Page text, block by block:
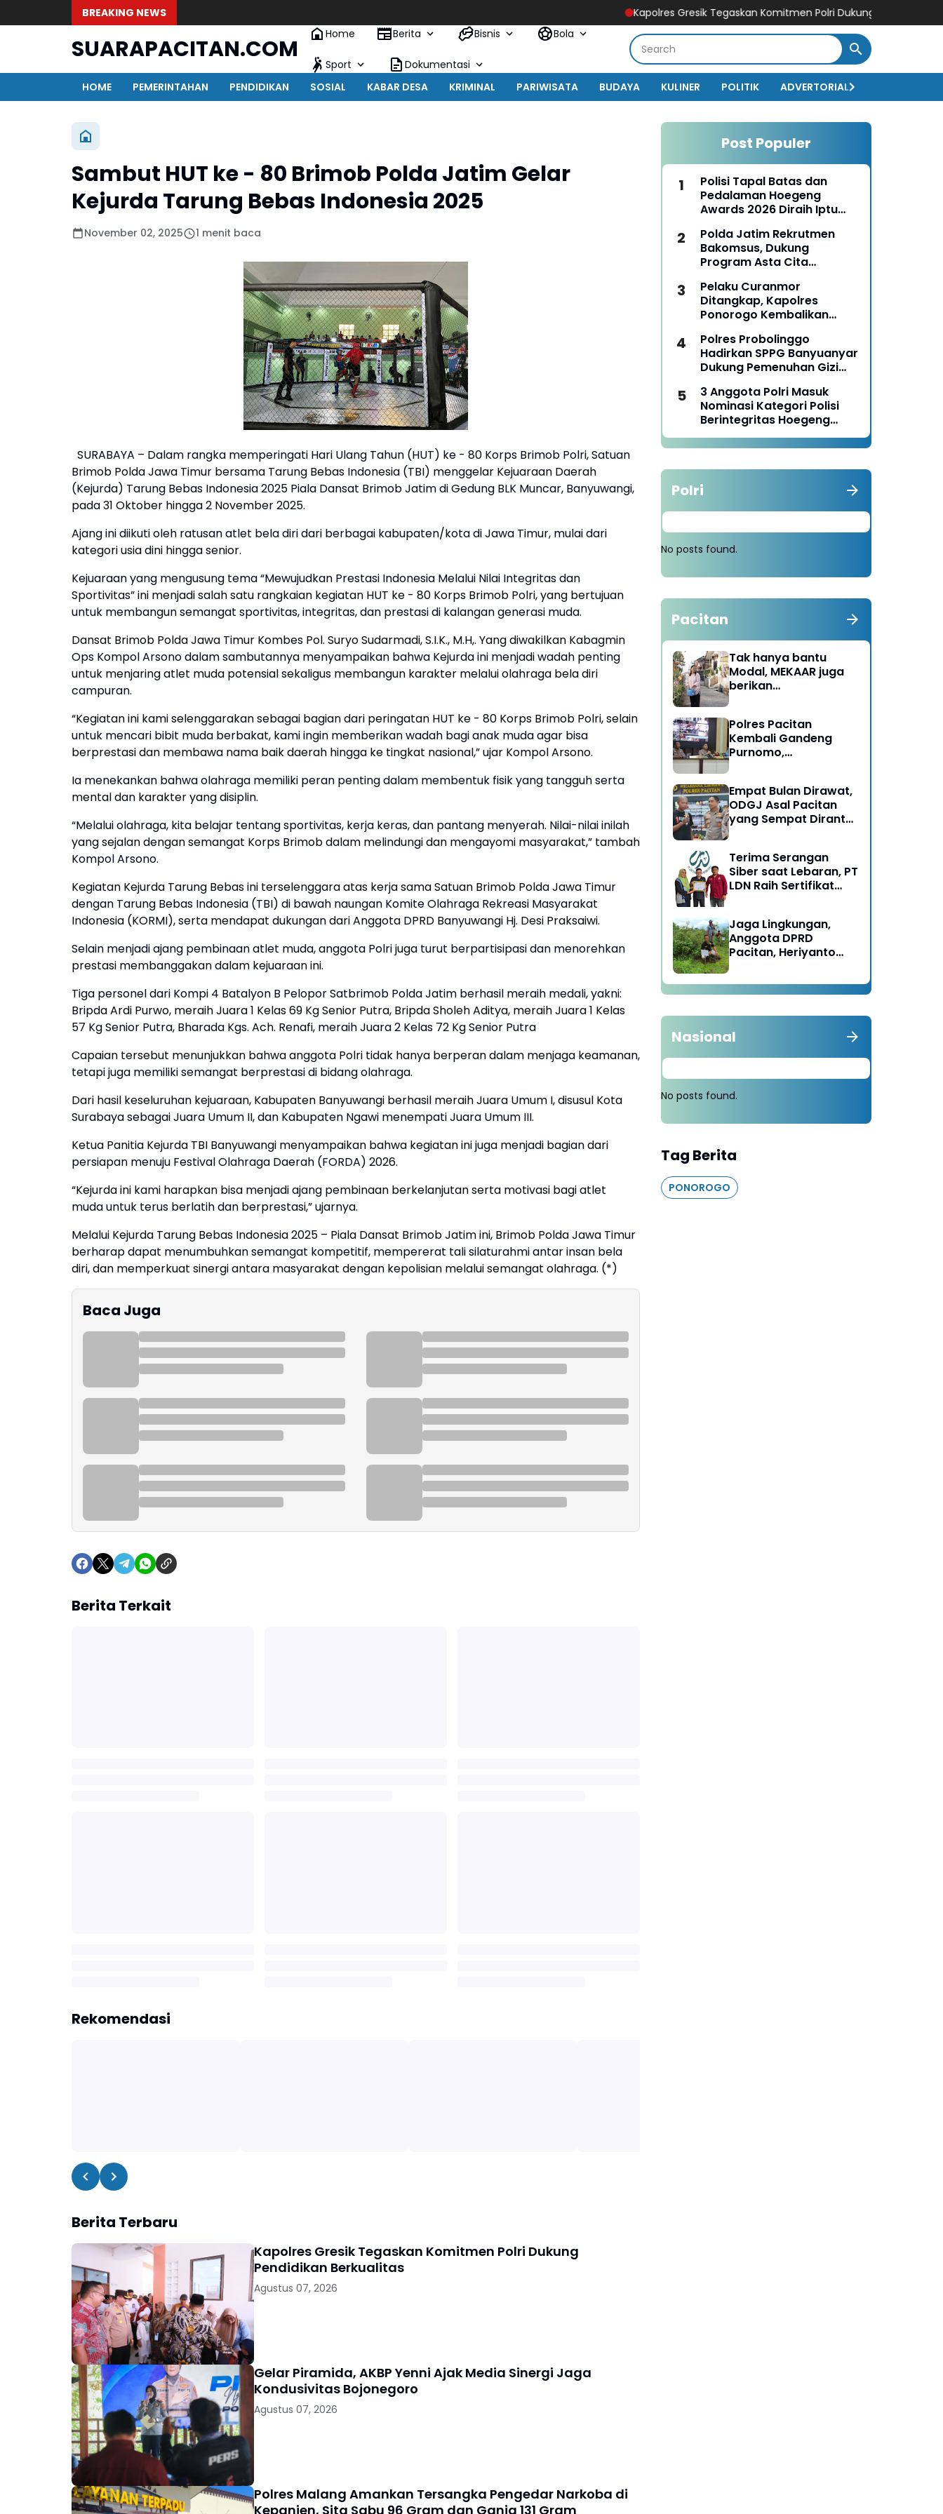
BREAKING NEWS Kapolres Gresik Tegaskan Komitmen Polri Dukung Pendidikan Berkualitas
SUARAPACITAN.COM
Home Berita Bisnis Bola
Sport
Dokumentasi
HOME
PEMERINTAHAN PENDIDIKAN SOSIAL KABAR DESA KRIMINAL PARIWISATA BUDAYA KULINER POLITIK ADVERTORIAL
Sambut HUT ke - 80 Brimob Polda Jatim Gelar
Kejurda Tarung Bebas Indonesia 2025
November 02, 2025 1 menit baca
SURABAYA – Dalam rangka memperingati Hari Ulang Tahun (HUT) ke - 80 Korps Brimob Polri, Satuan
Brimob Polda Jawa Timur bersama Tarung Bebas Indonesia (TBI) menggelar Kejuaraan Daerah
(Kejurda) Tarung Bebas Indonesia 2025 Piala Dansat Brimob Jatim di Gedung BLK Muncar, Banyuwangi,
pada 31 Oktober hingga 2 November 2025.
Ajang ini diikuti oleh ratusan atlet bela diri dari berbagai kabupaten/kota di Jawa Timur, mulai dari
kategori usia dini hingga senior.
Kejuaraan yang mengusung tema “Mewujudkan Prestasi Indonesia Melalui Nilai Integritas dan
Sportivitas” ini menjadi salah satu rangkaian kegiatan HUT ke - 80 Korps Brimob Polri, yang bertujuan
untuk membangun semangat sportivitas, integritas, dan prestasi di kalangan generasi muda.
Dansat Brimob Polda Jawa Timur Kombes Pol. Suryo Sudarmadi, S.I.K., M.H,. Yang diwakilkan Kabagmin
Ops Kompol Arsono dalam sambutannya menyampaikan bahwa Kejurda ini menjadi wadah penting
untuk menjaring atlet muda potensial sekaligus membangun karakter melalui olahraga bela diri
campuran.
“Kegiatan ini kami selenggarakan sebagai bagian dari peringatan HUT ke - 80 Korps Brimob Polri, selain
untuk mencari bibit muda berbakat, kami ingin memberikan wadah bagi anak muda agar bisa
berprestasi dan membawa nama baik daerah hingga ke tingkat nasional,” ujar Kompol Arsono.
Ia menekankan bahwa olahraga memiliki peran penting dalam membentuk fisik yang tangguh serta
mental dan karakter yang disiplin.
“Melalui olahraga, kita belajar tentang sportivitas, kerja keras, dan pantang menyerah. Nilai-nilai inilah
yang sejalan dengan semangat Korps Brimob dalam melindungi dan mengayomi masyarakat,” tambah
Kompol Arsono.
Kegiatan Kejurda Tarung Bebas ini terselenggara atas kerja sama Satuan Brimob Polda Jawa Timur
dengan Tarung Bebas Indonesia (TBI) di bawah naungan Komite Olahraga Rekreasi Masyarakat
Indonesia (KORMI), serta mendapat dukungan dari Anggota DPRD Banyuwangi Hj. Desi Praksaiwi.
Selain menjadi ajang pembinaan atlet muda, anggota Polri juga turut berpartisipasi dan menorehkan
prestasi membanggakan dalam kejuaraan ini.
Tiga personel dari Kompi 4 Batalyon B Pelopor Satbrimob Polda Jatim berhasil meraih medali, yakni:
Bripda Ardi Purwo, meraih Juara 1 Kelas 69 Kg Senior Putra, Bripda Sholeh Aditya, meraih Juara 1 Kelas
57 Kg Senior Putra, Bharada Kgs. Ach. Renafi, meraih Juara 2 Kelas 72 Kg Senior Putra
Capaian tersebut menunjukkan bahwa anggota Polri tidak hanya berperan dalam menjaga keamanan,
tetapi juga memiliki semangat berprestasi di bidang olahraga.
Dari hasil keseluruhan kejuaraan, Kabupaten Banyuwangi berhasil meraih Juara Umum I, disusul Kota
Surabaya sebagai Juara Umum II, dan Kabupaten Ngawi menempati Juara Umum III.
Ketua Panitia Kejurda TBI Banyuwangi menyampaikan bahwa kegiatan ini juga menjadi bagian dari
persiapan menuju Festival Olahraga Daerah (FORDA) 2026.
“Kejurda ini kami harapkan bisa menjadi ajang pembinaan berkelanjutan serta motivasi bagi atlet
muda untuk terus berlatih dan berprestasi,” ujarnya.
Melalui Kejurda Tarung Bebas Indonesia 2025 – Piala Dansat Brimob Jatim ini, Brimob Polda Jawa Timur
berharap dapat menumbuhkan semangat kompetitif, mempererat tali silaturahmi antar insan bela
diri, dan memperkuat sinergi antara masyarakat dengan kepolisian melalui semangat olahraga. (*)
Baca Juga
Berita Terkait
Rekomendasi
Berita Terbaru
Kapolres Gresik Tegaskan Komitmen Polri Dukung
Pendidikan Berkualitas
Agustus 07, 2026
Gelar Piramida, AKBP Yenni Ajak Media Sinergi Jaga
Kondusivitas Bojonegoro
Agustus 07, 2026
Polres Malang Amankan Tersangka Pengedar Narkoba di
Kepanjen, Sita Sabu 96 Gram dan Ganja 131 Gram
Post Populer
Polisi Tapal Batas dan
Pedalaman Hoegeng
Awards 2026 Diraih Iptu
Pengabdian Humanis di
Nduga
Polda Jatim Rekrutmen
Bakomsus, Dukung
Program Asta Cita
Pelaku Curanmor
Ditangkap, Kapolres
Ponorogo Kembalikan
Polres Probolinggo
Hadirkan SPPG Banyuanyar
Dukung Pemenuhan Gizi
3 Anggota Polri Masuk
Nominasi Kategori Polisi
Berintegritas Hoegeng
Awards 2026
Polri
No posts found.
Pacitan
Tak hanya bantu
Modal, MEKAAR juga
berikan
Dapur Tetap Ngebul
Polres Pacitan
Kembali Gandeng
Purnomo,
Rehabilitasi
Empat Bulan Dirawat,
ODGJ Asal Pacitan
yang Sempat Dirantai
Terima Serangan
Siber saat Lebaran, PT
LDN Raih Sertifikat
Karesidenan Madiun
Raya
Jaga Lingkungan,
Anggota DPRD
Pacitan, Heriyanto
Tebang 100 Pohon
diganti Tanam 1000
Nasional
No posts found.
Tag Berita
PONOROGO